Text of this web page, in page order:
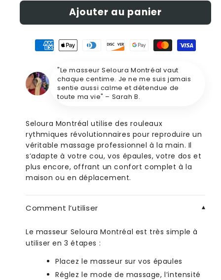
Ajouter au panier
"Le masseur Seloura Montréal vaut
chaque centime. Je ne me suis jamais
sentie aussi calme et détendue de
toute ma vie" – Sarah B.
Seloura Montréal utilise des rouleaux
rythmiques révolutionnaires pour reproduire un
véritable massage professionnel à la main. Il
s’adapte à votre cou, vos épaules, votre dos et
plus encore, offrant un confort complet à la
maison ou en déplacement.
Comment l’utiliser
Le masseur Seloura Montréal est très simple à
utiliser en 3 étapes :
Placez le masseur sur vos épaules
Réglez le mode de massage, l’intensité